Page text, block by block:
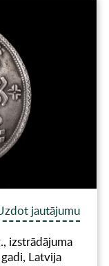
jautājumu
izstrādājuma
Latvija